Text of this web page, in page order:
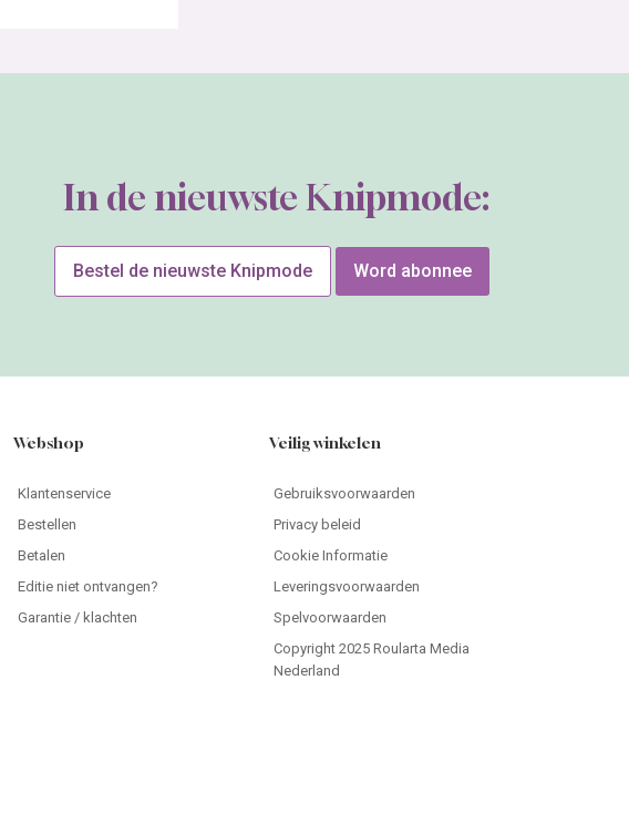
In de nieuwste Knipmode:
Bestel de nieuwste Knipmode Word abonnee
Webshop
Klantenservice
Bestellen
Betalen
Editie niet ontvangen?
Garantie / klachten
Veilig winkelen
Gebruiksvoorwaarden
Privacy beleid
Cookie Informatie
Leveringsvoorwaarden
Spelvoorwaarden
Copyright 2025 Roularta Media
Nederland